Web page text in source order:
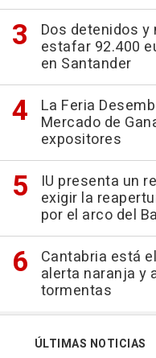
Dos detenidos
estafar 92.400
en Santander
La Feria
Mercado de
expositores
IU presenta un
exigir la
por el arco del
Cantabria está
alerta naranja y
tormentas
ÚLTIMAS NOTICIAS